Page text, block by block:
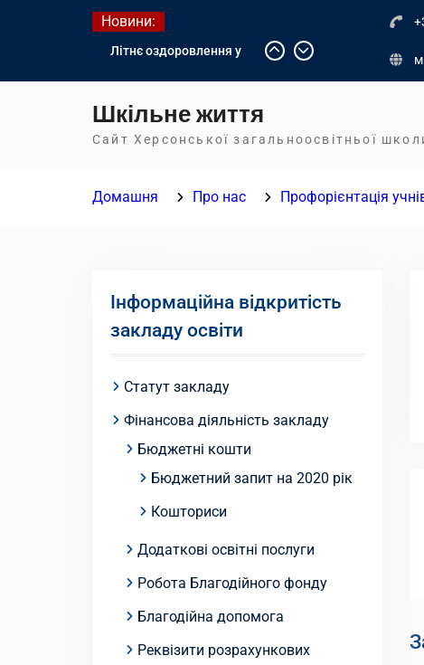
Новини:
Літнє оздоровлення у
Інформація про вступ
молоді з тимчасово
освіти
Шкільне життя
Сайт Херсонської загальноосвітньої
Домашня Про нас Профорієнтація
Інформаційна відкритість
закладу освіти
Статут закладу
Фінансова діяльність закладу
Бюджетні кошти
Бюджетний запит на 2020 рік
Кошториси
Додаткові освітні послуги
Робота Благодійного фонду
Благодійна допомога
Реквізити розрахункових